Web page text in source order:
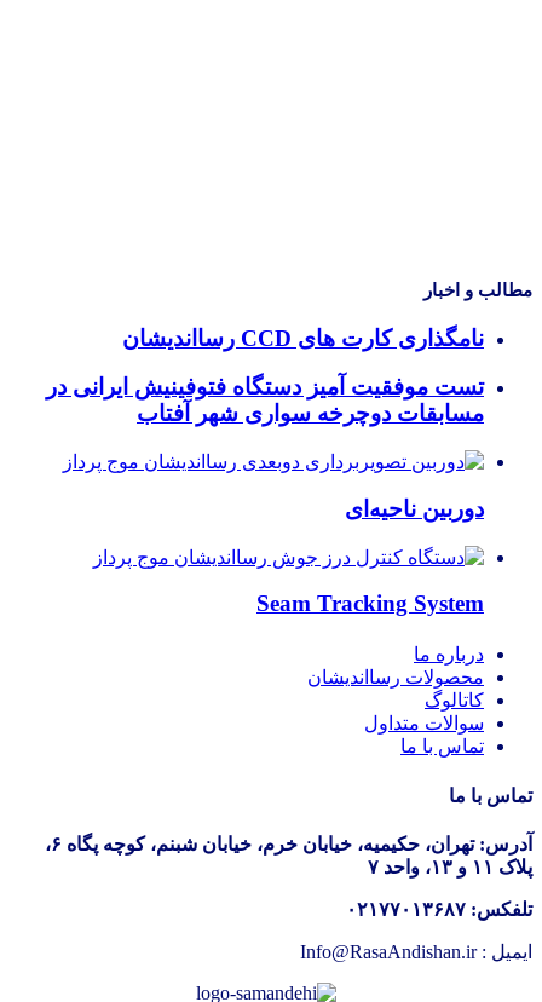
مطالب و اخبار
نامگذاری کارت های CCD رسااندیشان
تست موفقیت آمیز دستگاه فتوفینیش ایرانی در
مسابقات دوچرخه سواری شهر آفتاب
دوربین ناحیه‌ای
Seam Tracking System
درباره ما
محصولات رسااندیشان
کاتالوگ
سوالات متداول
تماس با ما
تماس با ما
آدرس: تهران، حکیمیه، خیابان خرم، خیابان شبنم، کوچه پگاه ۶،
پلاک ۱۱ و ۱۳، واحد ۷
تلفکس: ۰۲۱۷۷۰۱۳۶۸۷
ایمیل : Info@RasaAndishan.ir